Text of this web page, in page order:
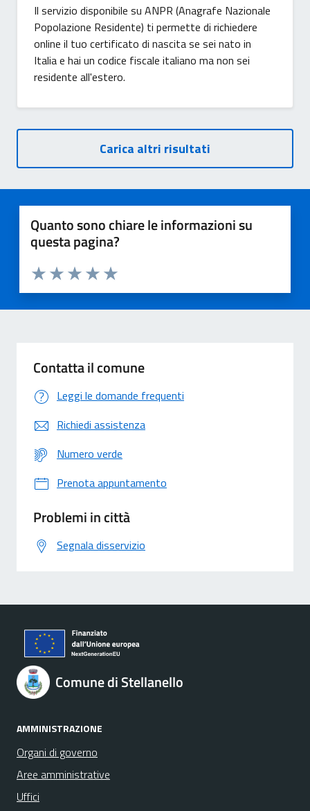
Il servizio disponibile su ANPR (Anagrafe Nazionale
Popolazione Residente) ti permette di richiedere
online il tuo certificato di nascita se sei nato in
Italia e hai un codice fiscale italiano ma non sei
residente all'estero.
Carica altri risultati
Quanto sono chiare le informazioni su
questa pagina?
Valuta 5 stelle su 5
Valuta 4 stelle su 5
Valuta 3 stelle su 5
Valuta 2 stelle su 5
Valuta 1 stelle su 5
Contatta il comune
Leggi le domande frequenti
Richiedi assistenza
Numero verde
Prenota appuntamento
Problemi in città
Segnala disservizio
Comune di Stellanello
AMMINISTRAZIONE
Organi di governo
Aree amministrative
Uffici